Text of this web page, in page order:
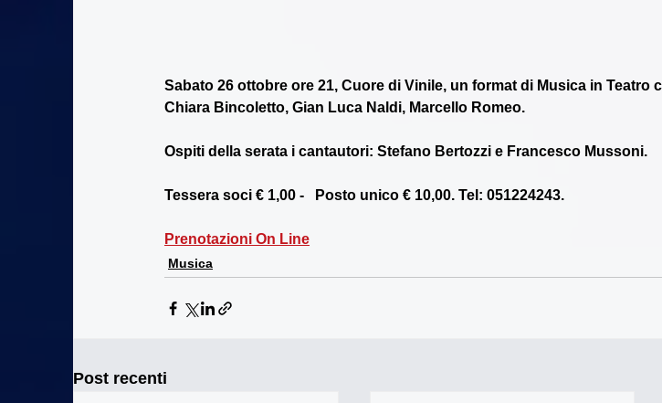
Sabato 26 ottobre ore 21, Cuore di Vinile, un format di Musica in Teatro
Chiara Bincoletto, Gian Luca Naldi, Marcello Romeo.
Ospiti della serata i cantautori: Stefano Bertozzi e Francesco Mussoni.
Tessera soci € 1,00 -   Posto unico € 10,00. Tel: 051224243.
Prenotazioni On Line
Musica
Post recenti